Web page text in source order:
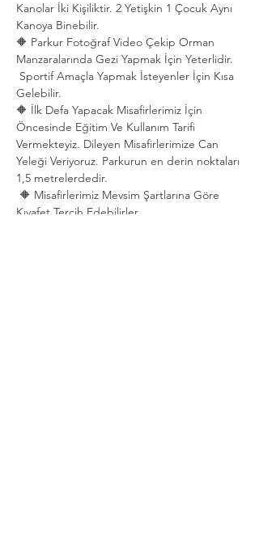
Kanolar İki Kişiliktir. 2 Yetişkin 1 Çocuk Aynı
Kanoya Binebilir.
🔶 Parkur Fotoğraf Video Çekip Orman
Manzaralarında Gezi Yapmak İçin Yeterlidir.
Sportif Amaçla Yapmak İsteyenler İçin Kısa
Gelebilir.
🔶 İlk Defa Yapacak Misafirlerimiz İçin
Öncesinde Eğitim Ve Kullanım Tarifi
Vermekteyiz. Dileyen Misafirlerimize Can
Yeleği Veriyoruz. Parkurun en derin noktaları
1,5 metrelerdedir.
🔶 Misafirlerimiz Mevsim Şartlarına Göre
Kıyafet Tercih Edebilirler.